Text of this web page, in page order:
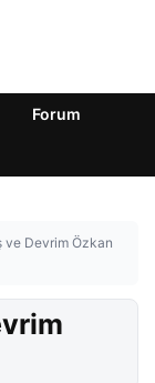
Forum
ve Devrim Özkan